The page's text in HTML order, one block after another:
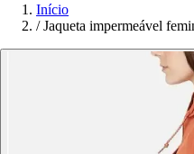
Início
/ Jaqueta impermeável